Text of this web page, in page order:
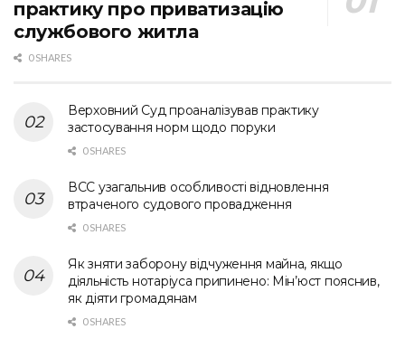
практику про приватизацію
службового житла
0 SHARES
Верховний Суд проаналізував практику
застосування норм щодо поруки
0 SHARES
ВСС узагальнив особливості відновлення
втраченого судового провадження
0 SHARES
Як зняти заборону відчуження майна, якщо
діяльність нотаріуса припинено: Мін’юст пояснив,
як діяти громадянам
0 SHARES